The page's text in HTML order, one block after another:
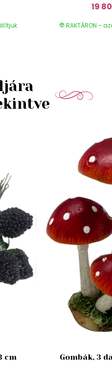
19
RAKTÁRON -
cm Gombák, 3